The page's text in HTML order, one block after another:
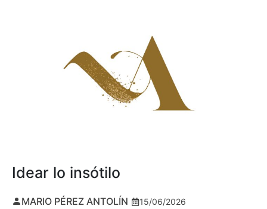
Idear lo insótilo
MARIO PÉREZ ANTOLÍN 15/06/2026